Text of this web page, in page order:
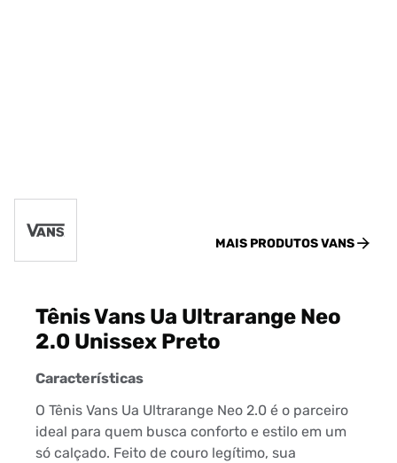
MAIS PRODUTOSVANS
Tênis Vans Ua Ultrarange Neo
2.0 Unissex Preto
Características
O Tênis Vans Ua Ultrarange Neo 2.0 é o parceiro
ideal para quem busca conforto e estilo em um
só calçado. Feito de couro legítimo, sua